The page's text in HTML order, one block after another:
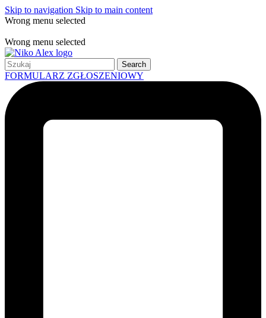
Skip to navigation Skip to main content
Wrong menu selected
Wrong menu selected
Search
FORMULARZ ZGŁOSZENIOWY